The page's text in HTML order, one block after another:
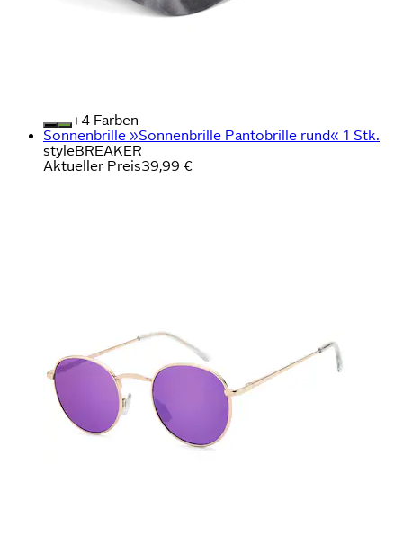
+
Farben
Sonnenbrille »Sonnenbrille Pantobrille rund« 1 Stk.
styleBREAKER
Aktueller Preis39,99 €